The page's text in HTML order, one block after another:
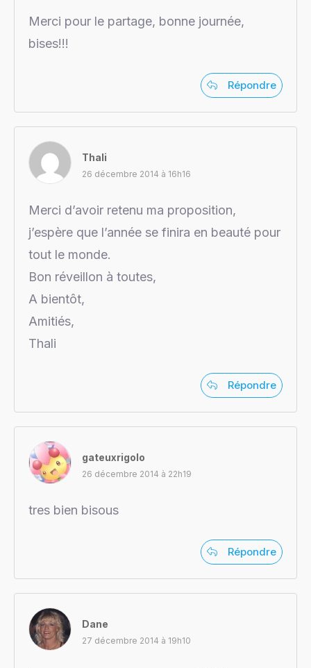
Merci pour le partage, bonne journée,
bises!!!
Répondre
Thali
26 décembre 2014 à 16h16
Merci d’avoir retenu ma proposition,
j’espère que l’année se finira en beauté pour
tout le monde.
Bon réveillon à toutes,
A bientôt,
Amitiés,
Thali
Répondre
gateuxrigolo
26 décembre 2014 à 22h19
tres bien bisous
Répondre
Dane
27 décembre 2014 à 19h10